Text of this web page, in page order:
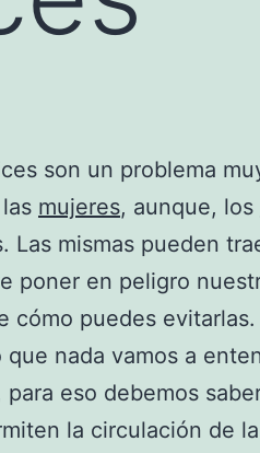
son un problema
mujeres, aunque, los
Las mismas pueden
poner en peligro
cómo puedes
que nada vamos a
para eso debemos
la circulación de